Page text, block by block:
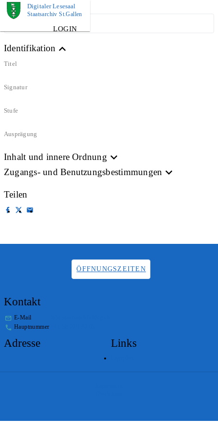
Digitaler Lesesaal
Staatsarchiv St.Gallen
LOGIN
Identifikation
Titel
Signatur
Stufe
Ausprägung
Inhalt und innere Ordnung
Zugangs- und Benutzungsbestimmungen
Teilen
ÖFFNUNGSZEITEN
Kontakt
E-Mail
Hauptnummer
Adresse Links